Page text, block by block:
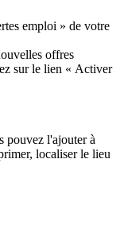
emploi » de votre
offres
sur le lien « Activer
pouvez l'ajouter à
localiser le lieu